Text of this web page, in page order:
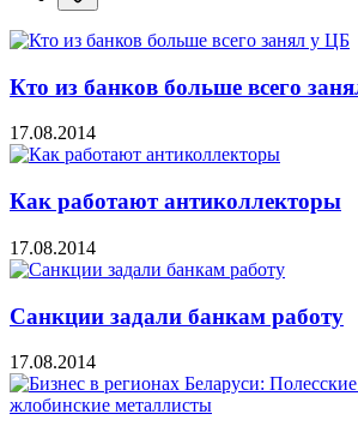
Кто из банков больше всего
17.08.2014
Как работают антиколлекторы
17.08.2014
Санкции задали банкам работу
17.08.2014